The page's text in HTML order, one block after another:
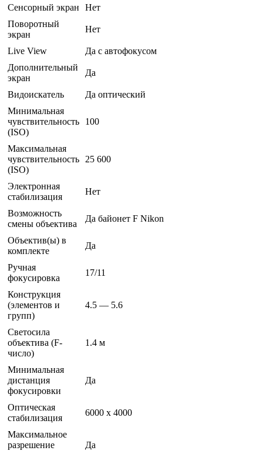
Сенсорный экран
Нет
Поворотный
экран
Нет
Live View
Да с автофокусом
Дополнительный
экран
Да
Видоискатель
Да оптический
Минимальная
чувствительность
(ISO)
100
Максимальная
чувствительность
(ISO)
25 600
Электронная
стабилизация
Нет
Возможность
смены объектива
Да байонет F Nikon
Объектив(ы) в
комплекте
Да
Ручная
фокусировка
17/11
Конструкция
(элементов и
групп)
4.5 — 5.6
Светосила
объектива (F-
число)
1.4 м
Минимальная
дистанция
фокусировки
Да
Оптическая
стабилизация
6000 x 4000
Максимальное
разрешение
Да